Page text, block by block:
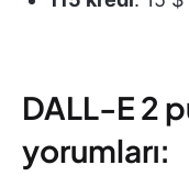
DALL-E 2
yorumları: